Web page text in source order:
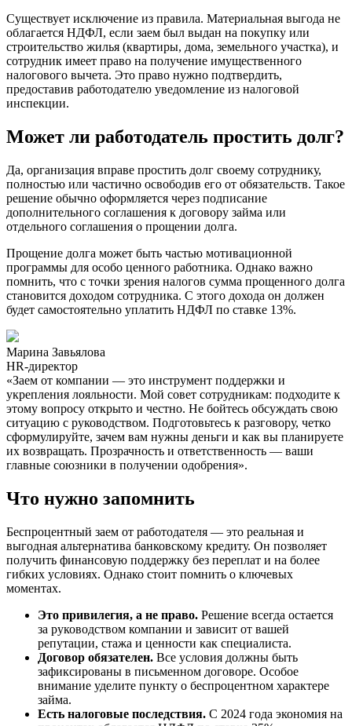
Существует исключение из правила. Материальная выгода не
облагается НДФЛ, если заем был выдан на покупку или
строительство жилья (квартиры, дома, земельного участка), и
сотрудник имеет право на получение имущественного
налогового вычета. Это право нужно подтвердить,
предоставив работодателю уведомление из налоговой
инспекции.
Может ли работодатель простить долг?
Да, организация вправе простить долг своему сотруднику,
полностью или частично освободив его от обязательств. Такое
решение обычно оформляется через подписание
дополнительного соглашения к договору займа или
отдельного соглашения о прощении долга.
Прощение долга может быть частью мотивационной
программы для особо ценного работника. Однако важно
помнить, что с точки зрения налогов сумма прощенного долга
становится доходом сотрудника. С этого дохода он должен
будет самостоятельно уплатить НДФЛ по ставке 13%.
Марина Завьялова
HR-директор
«Заем от компании — это инструмент поддержки и
укрепления лояльности. Мой совет сотрудникам: подходите к
этому вопросу открыто и честно. Не бойтесь обсуждать свою
ситуацию с руководством. Подготовьтесь к разговору, четко
сформулируйте, зачем вам нужны деньги и как вы планируете
их возвращать. Прозрачность и ответственность — ваши
главные союзники в получении одобрения».
Что нужно запомнить
Беспроцентный заем от работодателя — это реальная и
выгодная альтернатива банковскому кредиту. Он позволяет
получить финансовую поддержку без переплат и на более
гибких условиях. Однако стоит помнить о ключевых
моментах.
Это привилегия, а не право. Решение всегда остается
за руководством компании и зависит от вашей
репутации, стажа и ценности как специалиста.
Договор обязателен. Все условия должны быть
зафиксированы в письменном договоре. Особое
внимание уделите пункту о беспроцентном характере
займа.
Есть налоговые последствия. С 2024 года экономия на